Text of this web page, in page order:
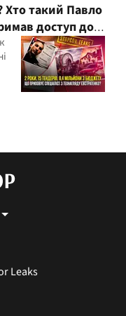
Хто такий Павло
доступ до
Leaks